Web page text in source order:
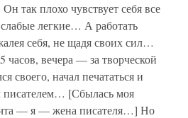
так плохо чувствует себя все
легкие… А работать
себя, не щадя своих сил…
вечера — за творческой
своего, начал печататься и
[Сбылась моя
— я — жена писателя…] Но